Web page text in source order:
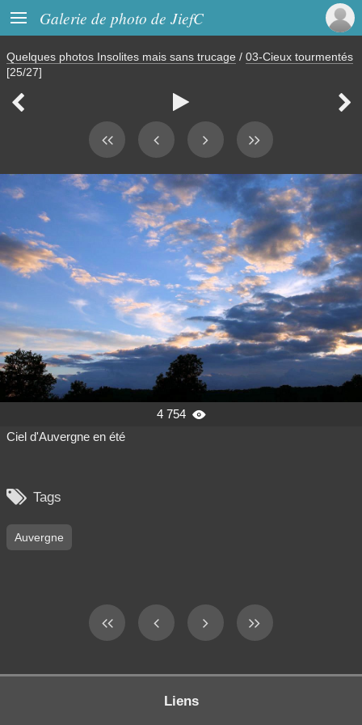
 Galerie de photo de JiefC
Quelques photos Insolites mais sans trucage / 03-Cieux tourmentés
[25/27]
  
4 754 
Ciel d'Auvergne en été
 Tags
Auvergne
Liens